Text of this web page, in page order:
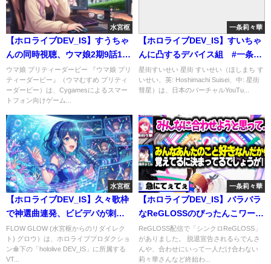
水宮枢
【ホロライブDEV_IS】すうちゃ
んの同時視聴、ウマ娘2期9話10
話、ガチで心えぐられる展開す
ぎる #水宮枢
ウマ娘 プリティーダービー 『ウマ娘 プリ
ティーダービー』（ウマむすめ プリティ
ーダービー）は、Cygamesによるスマー
トフォン向けゲーム...
一条莉々華
【ホロライブDEV_IS】すいちゃ
んに凸するデバイス組 #一条
莉々華 #音乃瀬奏 #轟はじ
め #響咲リオナ #虎金妃笑
虎 #綺々羅々ヴィヴィ #輪堂
星街すいせい 星街 すいせい（ほしまち す
いせい、英: Hoshimachi Suisei、中: 星街
彗星）は、日本のバーチャルYouTu...
水宮枢
【ホロライブDEV_IS】久々歌枠
で神選曲連発、ビビデバが刺さ
りすぎた #水宮枢
FLOW GLOW (水宮枢からのリダイレク
ト) グロウ）は、ホロライブプロダクショ
ン傘下の「hololive DEV_IS」に所属する
VT...
一条莉々華
【ホロライブDEV_IS】バラバラ
なReGLOSSのぴったんこワー
ド #ReGLOSS
ReGLOSS配信で「シンクロReGLOSS」
がありました。 脱退宣告されるらでんさ
んや、合わせにいって一人だけ合わない
莉々華さんなど終始わ...